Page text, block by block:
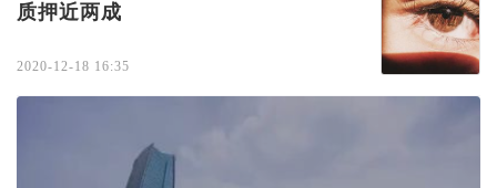
质押近两成
2020-12-18 16:35